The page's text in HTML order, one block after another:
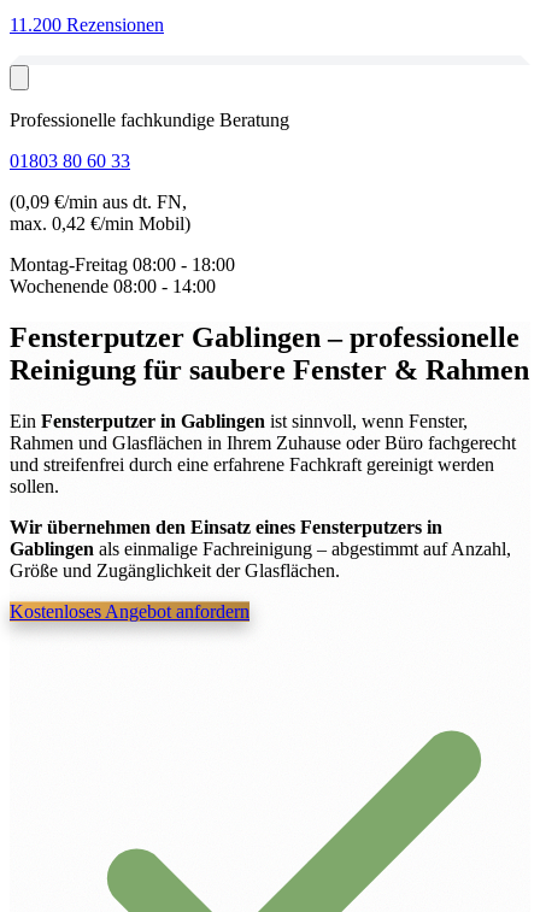
11.200 Rezensionen
Professionelle fachkundige Beratung
01803 80 60 33
(0,09 €/min aus dt. FN,
max. 0,42 €/min Mobil)
Montag-Freitag 08:00 - 18:00
Wochenende 08:00 - 14:00
Fensterputzer Gablingen– professionelle
Reinigung für saubere Fenster & Rahmen
Ein Fensterputzer in Gablingen ist sinnvoll, wenn Fenster,
Rahmen und Glasflächen in Ihrem Zuhause oder Büro fachgerecht
und streifenfrei durch eine erfahrene Fachkraft gereinigt werden
sollen.
Wir übernehmen den Einsatz eines Fensterputzers in
Gablingen als einmalige Fachreinigung – abgestimmt auf Anzahl,
Größe und Zugänglichkeit der Glasflächen.
Kostenloses Angebot anfordern